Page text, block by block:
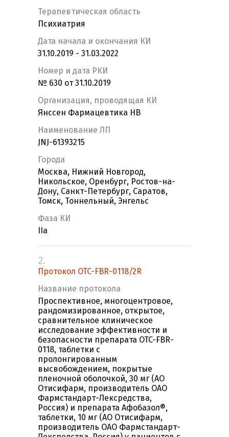
Терапевтическая область
Психиатрия
Дата начала и окончания КИ
31.10.2019 - 31.03.2022
Номер и дата РКИ
№ 630 от 31.10.2019
Организация, проводящая КИ
Янссен Фармацевтика НВ
Наименование ЛП
JNJ-61393215
Города
Москва, Нижний Новгород,
Никольское, Оренбург, Ростов-на-
Дону, Санкт-Петербург, Саратов,
Томск, Тоннельный, Энгельс
Фаза КИ
IIa
2.
Протокол OTC-FBR-0118/2R
Название протокола
Проспективное, многоцентровое,
рандомизированное, открытое,
сравнительное клиническое
исследование эффективности и
безопасности препарата OTC-FBR-
0118, таблетки с
пролонгированным
высвобождением, покрытые
пленочной оболочкой, 30 мг (АО
Отисифарм, производитель ОАО
Фармстандарт-Лексредства,
Россия) и препарата Афобазол®,
таблетки, 10 мг (АО Отисифарм,
производитель ОАО Фармстандарт-